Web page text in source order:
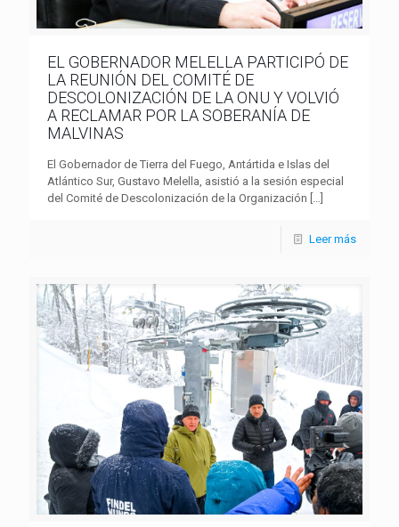
EL GOBERNADOR MELELLA PARTICIPÓ DE
LA REUNIÓN DEL COMITÉ DE
DESCOLONIZACIÓN DE LA ONU Y VOLVIÓ
A RECLAMAR POR LA SOBERANÍA DE
MALVINAS
El Gobernador de Tierra del Fuego, Antártida e Islas del
Atlántico Sur, Gustavo Melella, asistió a la sesión especial
del Comité de Descolonización de la Organización […]
Leer más